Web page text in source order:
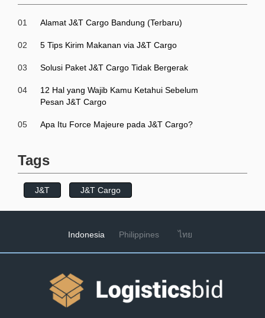
01 Alamat J&T Cargo Bandung (Terbaru)
02 5 Tips Kirim Makanan via J&T Cargo
03 Solusi Paket J&T Cargo Tidak Bergerak
04
12 Hal yang Wajib Kamu Ketahui Sebelum
Pesan J&T Cargo
05 Apa Itu Force Majeure pada J&T Cargo?
Tags
J&T J&T Cargo
Indonesia Philippines ไทย